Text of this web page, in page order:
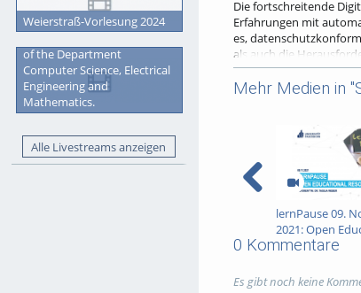
Weierstraß-Vorlesung 2024
of the Department
Computer Science, Electrical
Engineering and
Mathematics.
Alle Livestreams anzeigen
Die fortschreitende
Erfahrungen mit
es,
als auch die
Lehre) zu geben.
Der Vortrag wird einen
Referentin: Rebecca
lernpause; ki;
Kategorien:
Mehr Medien in
lernPause 09.
2021: Open
Resources (OER)
0 Kommentare
Es gibt noch keine